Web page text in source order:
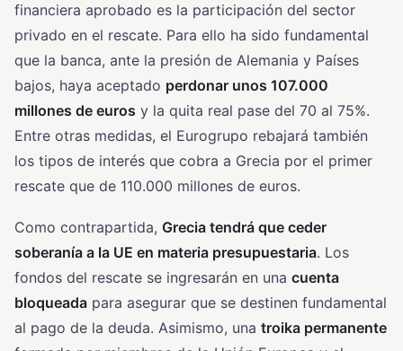
financiera aprobado es la participación del sector
privado en el rescate. Para ello ha sido fundamental
que la banca, ante la presión de Alemania y Países
bajos, haya aceptado perdonar unos 107.000
millones de euros y la quita real pase del 70 al 75%.
Entre otras medidas, el Eurogrupo rebajará también
los tipos de interés que cobra a Grecia por el primer
rescate que de 110.000 millones de euros.
Como contrapartida, Grecia tendrá que ceder
soberanía a la UE en materia presupuestaria. Los
fondos del rescate se ingresarán en una cuenta
bloqueada para asegurar que se destinen fundamental
al pago de la deuda. Asimismo, una troika permanente